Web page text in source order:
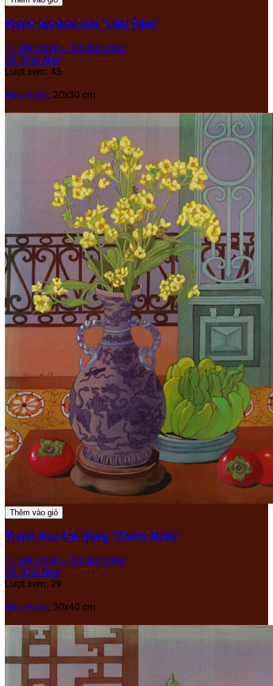
Tranh lụa hoa sen “Liên Tâm”
11.000.000₫ – 50.000.000₫
Vũ Thùy Mai
Lượt xem: 45
Màu nước, 20x30 cm
Thêm vào giỏ
Tranh Hoa Cải Vàng “Chớm Xuân”
11.000.000₫ – 50.000.000₫
Vũ Thùy Mai
Lượt xem: 29
Màu nước, 30x40 cm